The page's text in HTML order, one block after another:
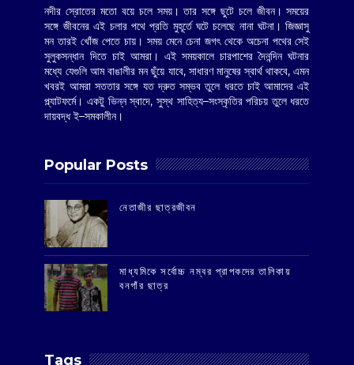
নদীর স্রোতের মতো বয়ে চলে সময়। তার সঙ্গে ছুটে চলে জীবন। সময়ের
সঙ্গে জীবনের এই চলার পথে প্রতি মুহূর্তে ঘটে চলেছে নানা ঘটনা। জিজ্ঞাসু
মন তারই খোঁজ পেতে চায়। সময় মেনে চেনা জগৎ থেকে অচেনা পথের সেই
সুলুকসন্ধান দিতে চাই আমরা। এই সময়কালে চারপাশের দৈনন্দিন ঘটনার
মধ্যে যেগুলি আম বাঙালীর মন ছুঁয়ে যাবে, সাধারণ মানুষের স্বার্থ থাকবে, এমন
খবরই আমরা সততার সঙ্গে যত দ্রুত সম্ভব তুলে ধরতে চাই আমাদের এই
প্ল্যাটফর্মে। একটু ভিন্ন স্বাদে, সুস্থ সাহিত্য–সংস্কৃতির পরিচয় তুলে ধরতে
দায়বদ্ধ ই–সমকালীন।
Popular Posts
‌নেতাজীর ছাত্রজীবন
মাধ্যমিকে সর্বোচ্চ নম্বর প্রাপকদের তালিকায়
বনগাঁর ছাত্র
Tags